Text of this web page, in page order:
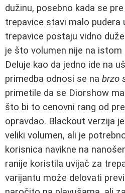
dužinu, posebno kada se
trepavice stavi malo pudera
trepavice postaju vidno
je što volumen nije na istom
Deluje kao da jedno ide na
primedba odnosi se na brzo
primetile da se Diorshow
što bi to cenovni rang od
opravdao. Blackout verzija
veliki volumen, ali je
korisnica navikne na
ranije koristila uvijač za
varijantu može delovati